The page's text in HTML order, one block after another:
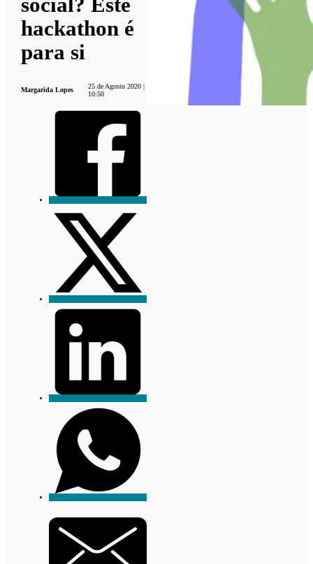
hackathon é
para si
Margarida Lopes
25 de Agosto 2020 |
10:50